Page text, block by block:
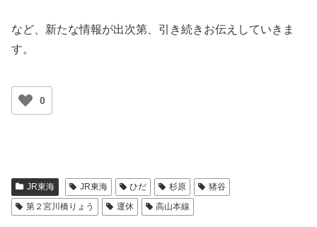
など、新たな情報が出次第、引き続きお伝えしていきま
す。
0
JR東海 JR東海 ひだ 杉原
猪谷
第２宮川橋りょう
運休 高山本線